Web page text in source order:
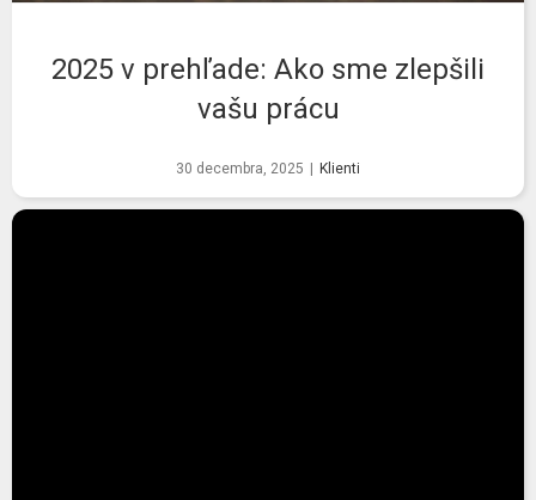
2025 v prehľade: Ako sme zlepšili
vašu prácu
30 decembra, 2025 Klienti